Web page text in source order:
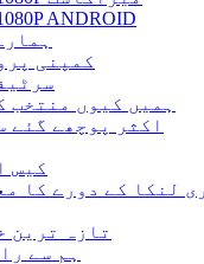
ANDROID
کمپنی
ہمیں کیوں منتخب
اکثر پوچھے گئے
کیس
لنکا کے دورے کا
تازہ ترین
ہم سے